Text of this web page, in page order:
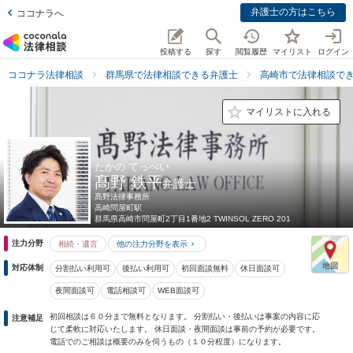
ココナラへ 弁護士の方はこちら
投稿する 探す 閲覧履歴 マイリスト ログイン
ココナラ法律相談 群馬県で法律相談できる弁護士 高崎市で法律相談で
マイリストに入れる
たかの てっぺい
髙野 鉄平弁護士
髙野法律事務所
高崎問屋町駅
群馬県高崎市問屋町2丁目1番地2 TWINSOL ZERO 201
注力分野 相続・遺言 他の注力分野を表示
対応体制 分割払い利用可 後払い利用可 初回面談無料 休日面談可
夜間面談可 電話相談可 WEB面談可
注意補足
初回相談は６０分まで無料となります。 分割払い・後払いは事案の内容に応
じて柔軟に対応いたします。 休日面談・夜間面談は事前の予約が必要です。
電話でのご相談は概要のみを伺うもの（１０分程度）になります。